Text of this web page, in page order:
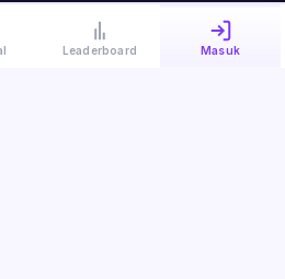
Leaderboard Masuk